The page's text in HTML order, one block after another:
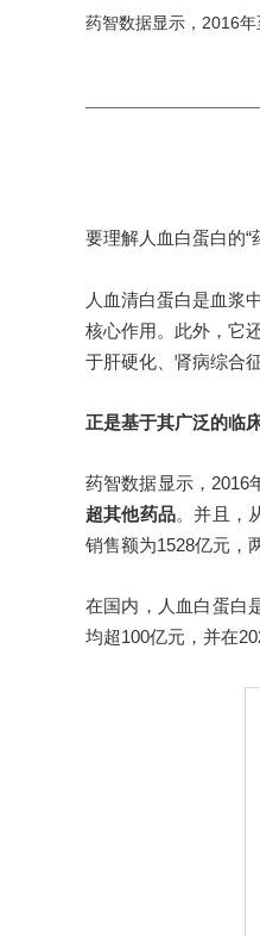
药智数据显示，2016年
要理解人血白蛋白的“
人血清白蛋白是血浆
核心作用。此外，它
于肝硬化、肾病综合
正是基于其广泛的临
药智数据显示，2016
超其他药品。并且，
销售额为1528亿元，
在国内，人血白蛋白
均超100亿元，并在